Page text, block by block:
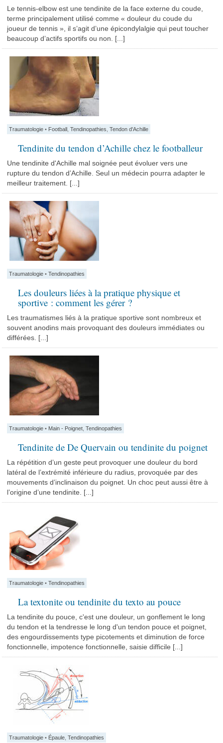
Le tennis-elbow est une tendinite de la face externe du coude,
terme principalement utilisé comme « douleur du coude du
joueur de tennis », il s’agit d’une épicondylalgie qui peut toucher
beaucoup d’actifs sportifs ou non. [...]
Traumatologie • Football ,Tendinopathies ,Tendon d'Achille
Tendinite du tendon d’Achille chez le footballeur
Une tendinite d'Achille mal soignée peut évoluer vers une
rupture du tendon d’Achille. Seul un médecin pourra adapter le
meilleur traitement. [...]
Traumatologie •Tendinopathies
Les douleurs liées à la pratique physique et
sportive : comment les gérer ?
Les traumatismes liés à la pratique sportive sont nombreux et
souvent anodins mais provoquant des douleurs immédiates ou
différées. [...]
Traumatologie • Main - Poignet ,Tendinopathies
Tendinite de De Quervain ou tendinite du poignet
La répétition d’un geste peut provoquer une douleur du bord
latéral de l’extrémité inférieure du radius, provoquée par des
mouvements d’inclinaison du poignet. Un choc peut aussi être à
l’origine d’une tendinite. [...]
Traumatologie •Tendinopathies
La textonite ou tendinite du texto au pouce
La tendinite du pouce, c'est une douleur, un gonflement le long
du tendon et la tendresse le long d'un tendon pouce et poignet,
des engourdissements type picotements et diminution de force
fonctionnelle, impotence fonctionnelle, saisie difficile [...]
Traumatologie • Épaule ,Tendinopathies